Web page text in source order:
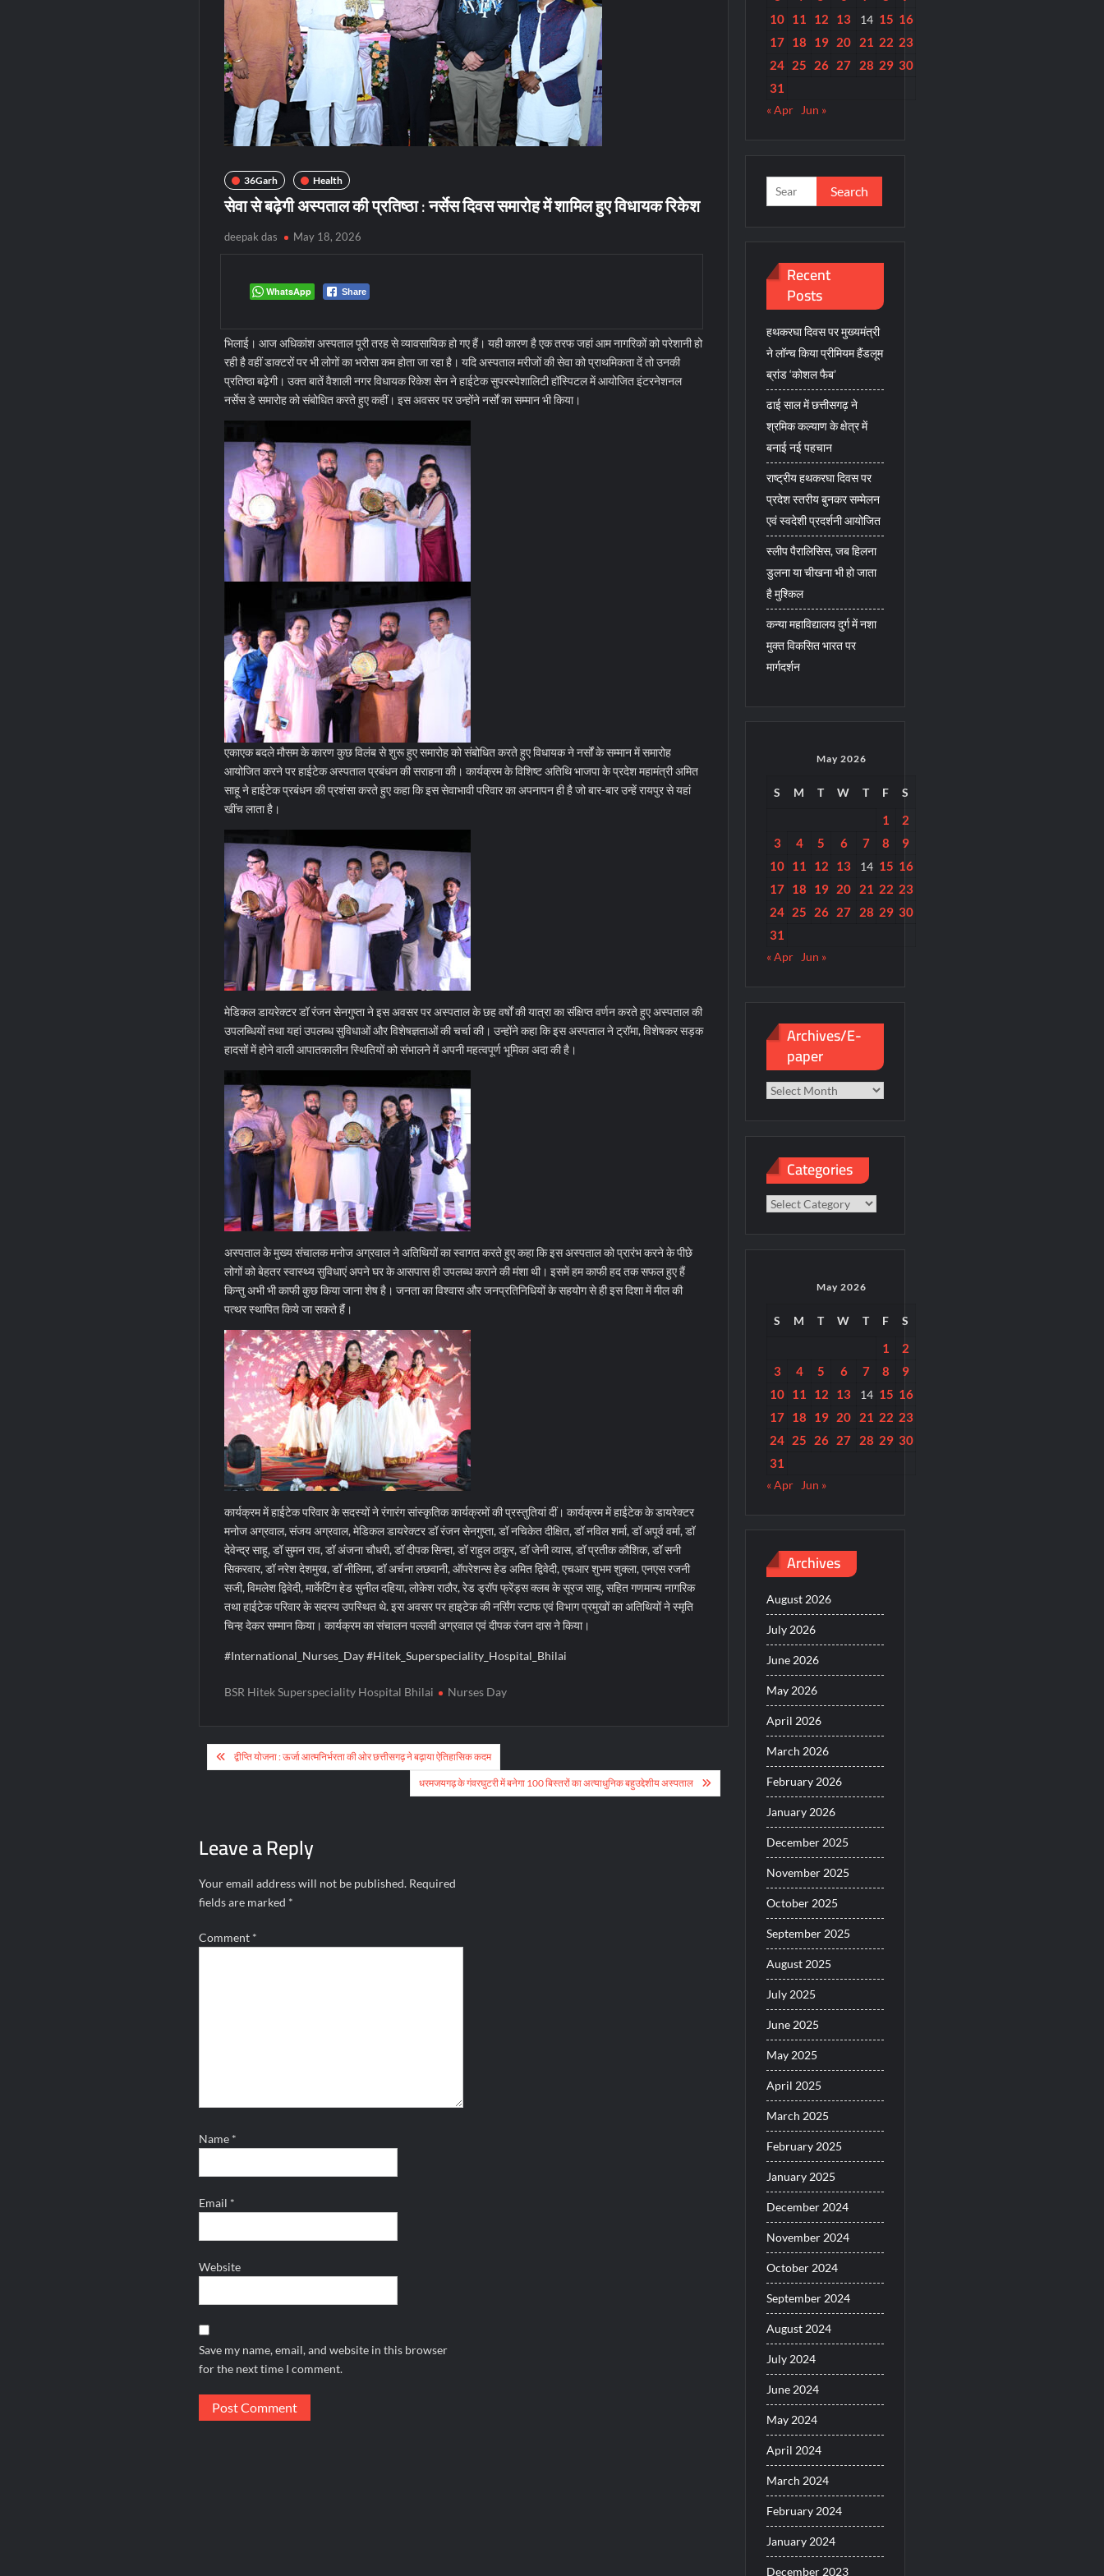
36Garh Health
सेवा से बढ़ेगी अस्पताल की प्रतिष्ठा : नर्सेस दिवस समारोह में शामिल हुए विधायक रिकेश
deepak das May 18, 2026
WhatsApp Share
भिलाई। आज अधिकांश अस्पताल पूरी तरह से व्यावसायिक हो गए हैं। यही कारण है एक तरफ जहां आम नागरिकों को परेशानी हो
रही है वहीं डाक्टरों पर भी लोगों का भरोसा कम होता जा रहा है। यदि अस्पताल मरीजों की सेवा को प्राथमिकता दें तो उनकी
प्रतिष्ठा बढ़ेगी। उक्त बातें वैशाली नगर विधायक रिकेश सेन ने हाईटेक सुपरस्पेशालिटी हॉस्पिटल में आयोजित इंटरनेशनल
नर्सेस डे समारोह को संबोधित करते हुए कहीं। इस अवसर पर उन्होंने नर्सों का सम्मान भी किया।
एकाएक बदले मौसम के कारण कुछ विलंब से शुरू हुए समारोह को संबोधित करते हुए विधायक ने नर्सों के सम्मान में समारोह
आयोजित करने पर हाईटेक अस्पताल प्रबंधन की सराहना की। कार्यक्रम के विशिष्ट अतिथि भाजपा के प्रदेश महामंत्री अमित
साहू ने हाईटेक प्रबंधन की प्रशंसा करते हुए कहा कि इस सेवाभावी परिवार का अपनापन ही है जो बार-बार उन्हें रायपुर से यहां
खींच लाता है।
मेडिकल डायरेक्टर डॉ रंजन सेनगुप्ता ने इस अवसर पर अस्पताल के छह वर्षों की यात्रा का संक्षिप्त वर्णन करते हुए अस्पताल की
उपलब्धियों तथा यहां उपलब्ध सुविधाओं और विशेषज्ञताओं की चर्चा की। उन्होंने कहा कि इस अस्पताल ने ट्रॉमा, विशेषकर सड़क
हादसों में होने वाली आपातकालीन स्थितियों को संभालने में अपनी महत्वपूर्ण भूमिका अदा की है।
अस्पताल के मुख्य संचालक मनोज अग्रवाल ने अतिथियों का स्वागत करते हुए कहा कि इस अस्पताल को प्रारंभ करने के पीछे
लोगों को बेहतर स्वास्थ्य सुविधाएं अपने घर के आसपास ही उपलब्ध कराने की मंशा थी। इसमें हम काफी हद तक सफल हुए हैं
किन्तु अभी भी काफी कुछ किया जाना शेष है। जनता का विश्वास और जनप्रतिनिधियों के सहयोग से ही इस दिशा में मील की
पत्थर स्थापित किये जा सकते हैंं।
कार्यक्रम में हाईटेक परिवार के सदस्यों ने रंगारंग सांस्कृतिक कार्यक्रमों की प्रस्तुतियां दीं। कार्यक्रम में हाईटेक के डायरेक्टर
मनोज अग्रवाल, संजय अग्रवाल, मेडिकल डायरेक्टर डॉ रंजन सेनगुप्ता, डॉ नचिकेत दीक्षित, डॉ नविल शर्मा, डॉ अपूर्व वर्मा, डॉ
देवेन्द्र साहू, डॉ सुमन राव, डॉ अंजना चौधरी, डॉ दीपक सिन्हा, डॉ राहुल ठाकुर, डॉ जेनी व्यास, डॉ प्रतीक कौशिक, डॉ सनी
सिकरवार, डॉ नरेश देशमुख, डॉ नीलिमा, डॉ अर्चना लछवानी, ऑपरेशन्स हेड अमित द्विवेदी, एचआर शुभम शुक्ला, एनएस रजनी
सजी, विमलेश द्विवेदी, मार्केटिंग हेड सुनील दहिया, लोकेश राठौर, रेड ड्रॉप फ्रेंड्स क्लब के सूरज साहू, सहित गणमान्य नागरिक
तथा हाईटेक परिवार के सदस्य उपस्थित थे. इस अवसर पर हाइटेक की नर्सिंग स्टाफ एवं विभाग प्रमुखों का अतिथियों ने स्मृति
चिन्ह देकर सम्मान किया। कार्यक्रम का संचालन पल्लवी अग्रवाल एवं दीपक रंजन दास ने किया।
#International_Nurses_Day #Hitek_Superspeciality_Hospital_Bhilai
BSR Hitek Superspeciality Hospital Bhilai Nurses Day
Post
navigation
द्वीप्ति योजना : ऊर्जा आत्मनिर्भरता की ओर छत्तीसगढ़ ने बढ़ाया ऐतिहासिक कदम
धरमजयगढ़ के गंवरघुटरी में बनेगा 100 बिस्तरों का अत्याधुनिक बहुउद्देशीय अस्पताल
Leave a Reply
Your email address will not be published. Required
fields are marked *
Comment *
Name *
Email *
Website
Save my name, email, and website in this browser
for the next time I comment.
10 11 12 13 14 15 16
17 18 19 20 21 22 23
24 25 26 27 28 29 30
31
« Apr Jun »
Search
for:
Recent
Posts
हथकरघा दिवस पर मुख्यमंत्री
ने लॉन्च किया प्रीमियम हैंडलूम
ब्रांड ‘कोशल फैब’
ढाई साल में छत्तीसगढ़ ने
श्रमिक कल्याण के क्षेत्र में
बनाई नई पहचान
राष्ट्रीय हथकरघा दिवस पर
प्रदेश स्तरीय बुनकर सम्मेलन
एवं स्वदेशी प्रदर्शनी आयोजित
स्लीप पैरालिसिस, जब हिलना
डुलना या चीखना भी हो जाता
है मुश्किल
कन्या महाविद्यालय दुर्ग में नशा
मुक्त विकसित भारत पर
मार्गदर्शन
May 2026
S M T W T F S
1
2
3
4 5 6 7 8
9
10 11 12 13 14 15 16
17 18 19 20 21 22 23
24 25 26 27 28 29 30
31
« Apr Jun »
Archives/E-
paper
Archives/E-
Categories
Categories
May 2026
S M T W T F S
1
2
3
4 5 6 7 8
9
10 11 12 13 14 15 16
17 18 19 20 21 22 23
24 25 26 27 28 29 30
31
« Apr Jun »
Archives
August 2026
July 2026
June 2026
May 2026
April 2026
March 2026
February 2026
January 2026
December 2025
November 2025
October 2025
September 2025
August 2025
July 2025
June 2025
May 2025
April 2025
March 2025
February 2025
January 2025
December 2024
November 2024
October 2024
September 2024
August 2024
July 2024
June 2024
May 2024
April 2024
March 2024
February 2024
January 2024
December 2023